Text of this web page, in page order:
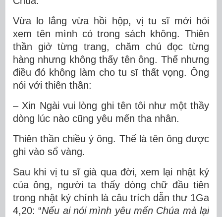
Vừa lo lắng vừa hồi hộp, vị tu sĩ mới hỏi
xem tên mình có trong sách không. Thiên
thần giở từng trang, chăm chú đọc từng
hàng nhưng không thấy tên ông. Thế nhưng
điều đó không làm cho tu sĩ thất vọng. Ông
nói với thiên thần:
– Xin Ngài vui lòng ghi tên tôi như một thầy
dòng lúc nào cũng yêu mến tha nhân.
Thiên thần chiều ý ông. Thế là tên ông được
ghi vào sổ vàng.
Sau khi vị tu sĩ già qua đời, xem lại nhật ký
của ông, người ta thấy dòng chữ đầu tiên
trong nhật ký chính là câu trích dẫn thư 1Ga
4,20: “Nếu ai nói mình yêu mến Chúa mà lại